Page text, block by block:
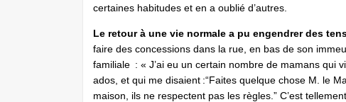
certaines habitudes et en a oublié d’autres.
Le retour à une vie normale a pu engendrer des
faire des concessions dans la rue, en bas de son
familiale : « J’ai eu un certain nombre de mamans qui
ados, et qui me disaient :“Faites quelque chose M. le
maison, ils ne respectent pas les règles.” C’est